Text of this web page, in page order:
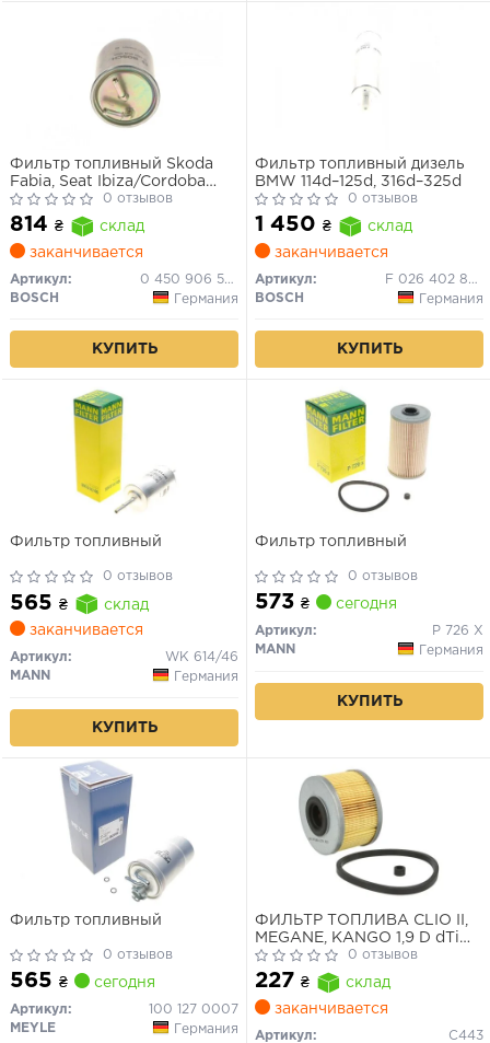
Фильтр топливный Skoda
Fabia, Seat Ibiza/Cordoba
(N6500)
0 отзывов
814 ₴
склад
заканчивается
Артикул:
0 450 906 500
BOSCH
Германия
КУПИТЬ
Фильтр топливный дизель
BMW 114d–125d, 316d–325d
0 отзывов
1 450 ₴
склад
заканчивается
Артикул:
F 026 402 824
BOSCH
Германия
КУПИТЬ
Фильтр топливный
0 отзывов
565 ₴
склад
заканчивается
Артикул:
WK 614/46
MANN
Германия
КУПИТЬ
Фильтр топливный
0 отзывов
573 ₴ сегодня
Артикул:
P 726 X
MANN
Германия
КУПИТЬ
Фильтр топливный
0 отзывов
565 ₴ сегодня
Артикул:
100 127 0007
MEYLE
Германия
ФИЛЬТР ТОПЛИВА CLIO II,
MEGANE, KANGO 1,9 D dTi
(Purflux)
0 отзывов
227 ₴
склад
заканчивается
Артикул:
C443